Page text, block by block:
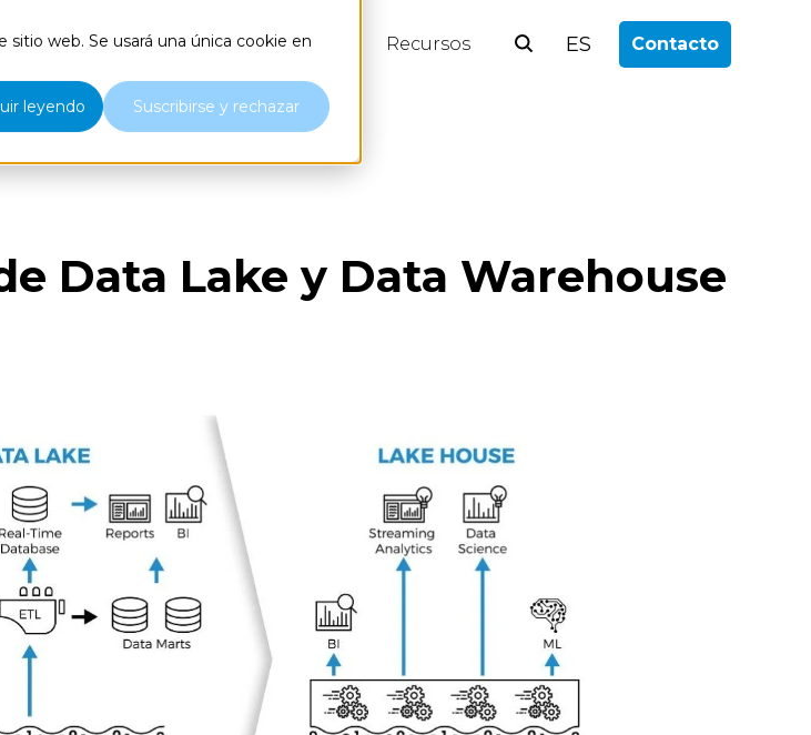
web. Se usará una única cookie en
leyendo Suscribirse y rechazar
hacemos Nosotros Blog Recursos ES Contacto
Data Lake y Data Warehouse